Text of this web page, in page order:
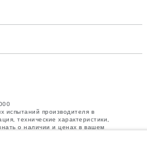
испытаний производителя в
технические характеристики,
о наличии и ценах в вашем